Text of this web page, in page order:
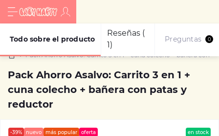
Pack Ahorro Asalvo: Carrito 3 en 1 + cuna colecho + bañera con
Pack Ahorro Asalvo: Carrito 3 en 1 +
cuna colecho + bañera con patas y
reductor
Todo sobre el producto
Reseñas (
1)
Preguntas 0
-39% nuevo más popular oferta en stock